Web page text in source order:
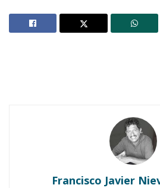
¿No es acaso casta y
Sí. También lo es.
Los tres ricosFrancisco Javier